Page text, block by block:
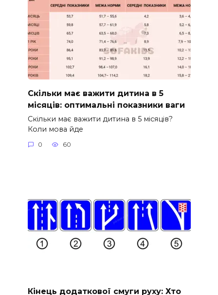
Скільки має важити дитина в 5
місяців: оптимальні показники ваги
Скільки має важити дитина в 5 місяців?
Коли мова йде
0 60
Кінець додаткової смуги руху: Хто